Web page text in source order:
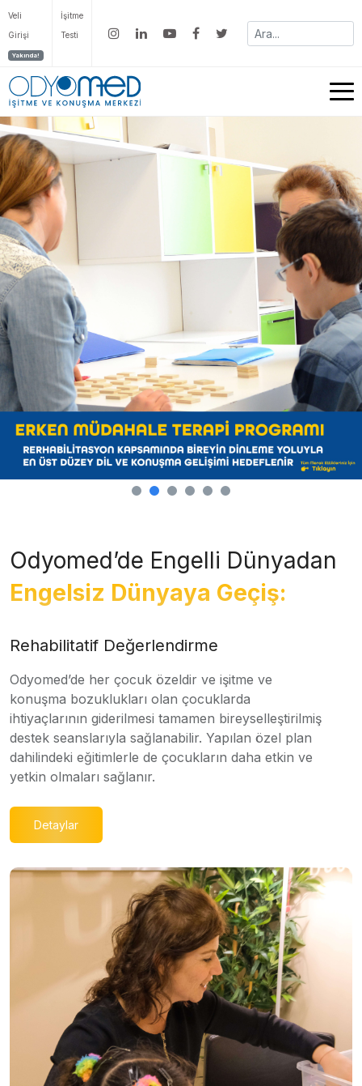
Veli
Girişi
Yakında!
İşitme
Testi
Odyomed’de Engelli Dünyadan
Engelsiz Dünyaya Geçiş:
Rehabilitatif Değerlendirme
Odyomed’de her çocuk özeldir ve işitme ve
konuşma bozuklukları olan çocuklarda
ihtiyaçlarının giderilmesi tamamen bireyselleştirilmiş
destek seanslarıyla sağlanabilir. Yapılan özel plan
dahilindeki eğitimlerle de çocukların daha etkin ve
yetkin olmaları sağlanır.
Detaylar